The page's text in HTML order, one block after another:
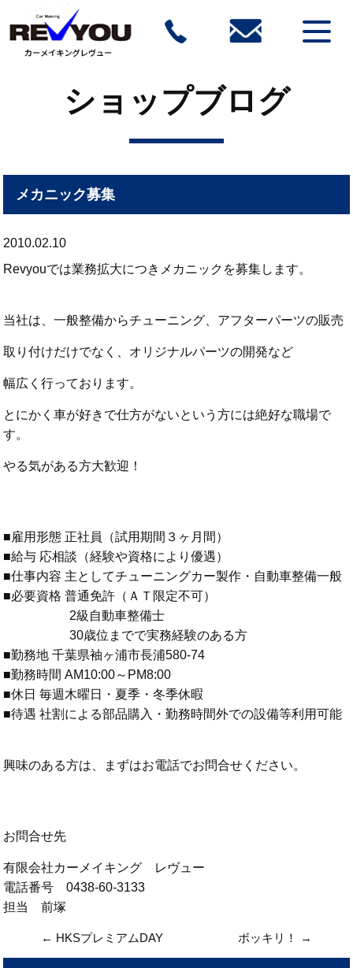
ショップブログ
メカニック募集
2010.02.10
Revyouでは業務拡大につきメカニックを募集します。
当社は、一般整備からチューニング、アフターパーツの販売
取り付けだけでなく、オリジナルパーツの開発など
幅広く行っております。
とにかく車が好きで仕方がないという方には絶好な職場で
す。
やる気がある方大歓迎！
■雇用形態 正社員（試用期間３ヶ月間）
■給与 応相談（経験や資格により優遇）
■仕事内容 主としてチューニングカー製作・自動車整備一般
■必要資格 普通免許（ＡＴ限定不可）
2級自動車整備士
30歳位までで実務経験のある方
■勤務地 千葉県袖ヶ浦市長浦580-74
■勤務時間 AM10:00～PM8:00
■休日 毎週木曜日・夏季・冬季休暇
■待遇 社割による部品購入・勤務時間外での設備等利用可能
興味のある方は、まずはお電話でお問合せください。
お問合せ先
有限会社カーメイキング レヴュー
電話番号 0438-60-3133
担当 前塚
← HKSプレミアムDAY ボッキリ！ →